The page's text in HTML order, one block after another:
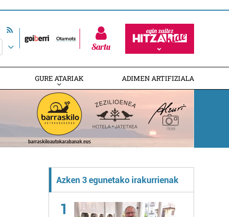
Sartu
GURE ATARIAK ADIMEN ARTIFIZIALA
Azken 3 egunetako irakurrienak
1